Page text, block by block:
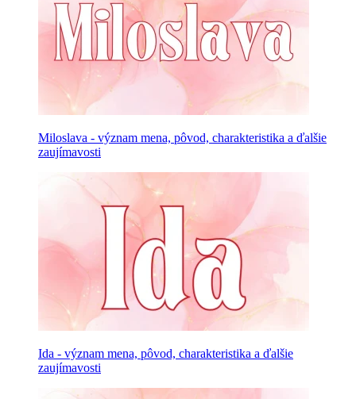
Miloslava - význam mena, pôvod, charakteristika a ďalšie
zaujímavosti
Ida - význam mena, pôvod, charakteristika a ďalšie
zaujímavosti